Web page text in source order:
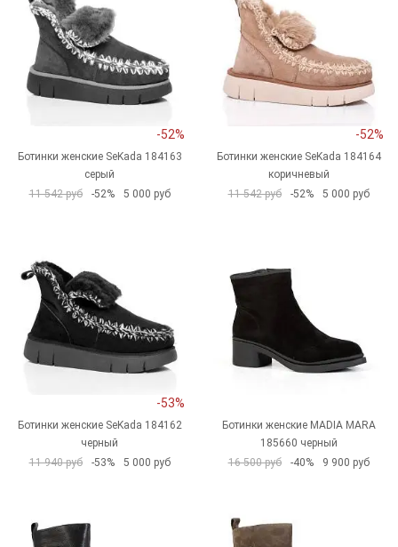
-52%
Ботинки женские SeKada 184163
серый
11 542 руб
-52% 5 000 руб
-52%
Ботинки женские SeKada 184164
коричневый
11 542 руб
-52% 5 000 руб
-53%
Ботинки женские SeKada 184162
черный
11 940 руб
-53% 5 000 руб
Ботинки женские MADIA MARA
185660 черный
16 500 руб
-40% 9 900 руб